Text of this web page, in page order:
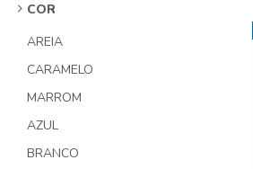
COR
AREIA
CARAMELO
MARROM
AZUL
BRANCO